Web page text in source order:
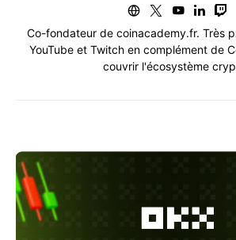
Co-fondateur de coinacademy.fr. Très
YouTube et Twitch en complément de
couvrir l'écosystème